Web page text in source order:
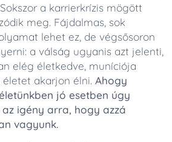
a karrierkrízis mögött
meg. Fájdalmas, sok
lehet ez, de végsősoron
a válság ugyanis azt jelenti,
elég életkedve, muníciója
akarjon élni. Ahogy
jó esetben úgy
az igény arra, hogy azzá
vagyunk.